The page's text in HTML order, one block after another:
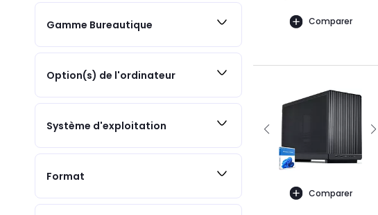
Gamme Bureautique
Option(s) de l'ordinateur
Système d'exploitation
Format
Comparer
Comparer